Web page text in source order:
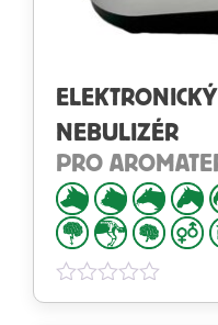
NEBULIZÉR
PRO
Hodnocení